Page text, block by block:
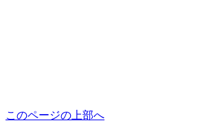
このページの上部へ